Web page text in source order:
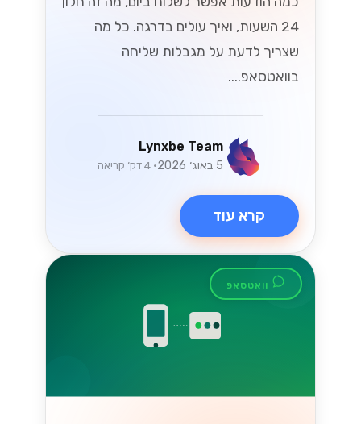
24 השעות, ואיך עולים בדרגה. כל מה
שצריך לדעת על מגבלות שליחה
בוואטסאפ....
Lynxbe Team
5 באוג׳ 2026 • 4 דק׳ קריאה
קרא עוד
וואטסאפ